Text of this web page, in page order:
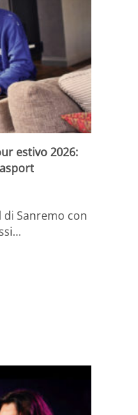
estivo 2026:
di Sanremo con